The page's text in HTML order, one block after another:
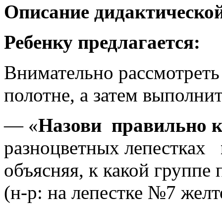
Описание
Ребенку предлагается:
Внимательно
полотне, а затем
— «Назови правильно
разноцветных лепестках
объясняя, к какой группе
(н-р: на лепестке №7